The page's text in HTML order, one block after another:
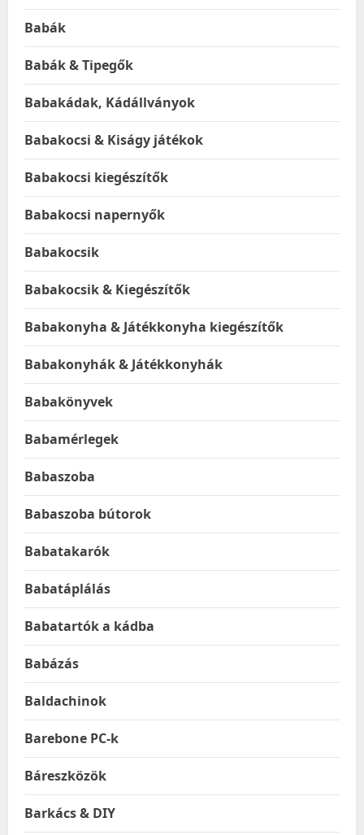
Babák
Babák & Tipegők
Babakádak, Kádállványok
Babakocsi & Kiságy játékok
Babakocsi kiegészítők
Babakocsi napernyők
Babakocsik
Babakocsik & Kiegészítők
Babakonyha & Játékkonyha kiegészítők
Babakonyhák & Játékkonyhák
Babakönyvek
Babamérlegek
Babaszoba
Babaszoba bútorok
Babatakarók
Babatáplálás
Babatartók a kádba
Babázás
Baldachinok
Barebone PC-k
Báreszközök
Barkács & DIY